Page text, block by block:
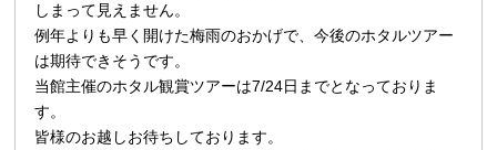
しまって見えません。
例年よりも早く開けた梅雨のおかげで、今後のホタルツアー
は期待できそうです。
当館主催のホタル観賞ツアーは7/24日までとなっておりま
す。
皆様のお越しお待ちしております。